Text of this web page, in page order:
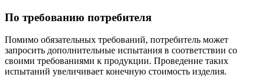
По требованию потребителя
Помимо обязательных требований, потребитель может
запросить дополнительные испытания в соответствии со
своими требованиями к продукции. Проведение таких
испытаний увеличивает конечную стоимость изделия.